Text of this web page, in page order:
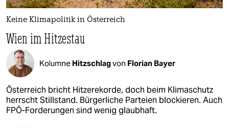
Keine Klimapolitik in Österreich
Wien im Hitzestau
Kolumne Hitzschlagvon Florian Bayer
Österreich bricht Hitzerekorde, doch beim Klimaschutz
herrscht Stillstand. Bürgerliche Parteien blockieren. Auch
FPÖ-Forderungen sind wenig glaubhaft.